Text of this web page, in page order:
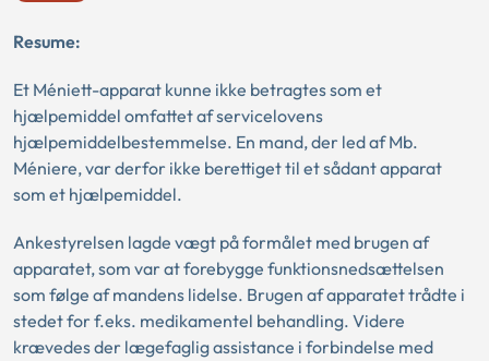
Resume:
Et Méniett-apparat kunne ikke betragtes som et
hjælpemiddel omfattet af servicelovens
hjælpemiddelbestemmelse. En mand, der led af Mb.
Méniere, var derfor ikke berettiget til et sådant apparat
som et hjælpemiddel.
Ankestyrelsen lagde vægt på formålet med brugen af
apparatet, som var at forebygge funktionsnedsættelsen
som følge af mandens lidelse. Brugen af apparatet trådte i
stedet for f.eks. medikamentel behandling. Videre
krævedes der lægefaglig assistance i forbindelse med